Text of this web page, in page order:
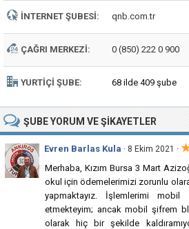
İNTERNET ŞUBESI: qnb.com.tr
ÇAĞRI MERKEZI: 0 (850) 222 0 900
YURTIÇI ŞUBE: 68 ilde 409 şube
ŞUBEYORUM VE ŞIKAYETLER
Evren Barlas Kula · 8 Ekim 2021 ·
Merhaba, Kızım Bursa 3 Mart
okul için ödemelerimizi zorunlu
yapmaktayız. İşlemlerimi
etmekteyim; ancak mobil şifrem
olarak hiç bir şekilde